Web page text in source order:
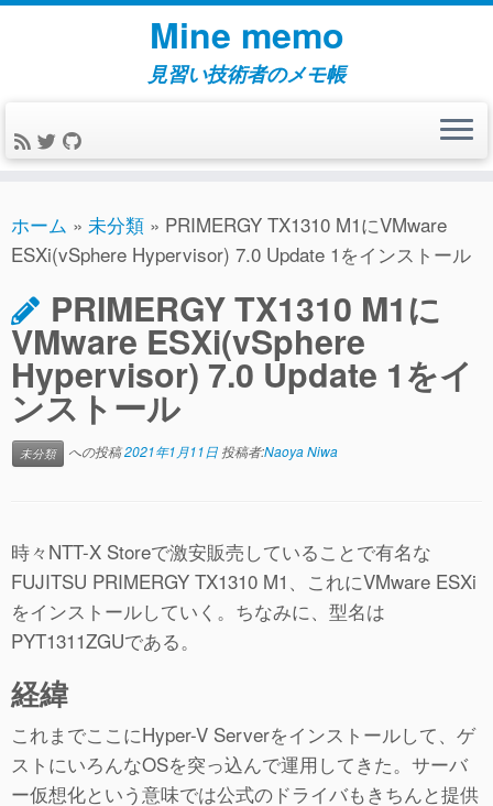
コ
ン
ツ
へ
キ
ッ
Mine memo
見習い技術者のメモ帳
ホーム » 未分類 » PRIMERGY TX1310 M1にVMware
ESXi(vSphere Hypervisor) 7.0 Update 1をインストール
PRIMERGY TX1310 M1に
VMware ESXi(vSphere
Hypervisor) 7.0 Update 1をイ
ンストール
未分類 への投稿2021年1月11日 投稿者:Naoya Niwa
時々NTT-X Storeで激安販売していることで有名な
FUJITSU PRIMERGY TX1310 M1、これにVMware ESXi
をインストールしていく。ちなみに、型名は
PYT1311ZGUである。
経緯
これまでここにHyper-V Serverをインストールして、ゲ
ストにいろんなOSを突っ込んで運用してきた。サーバ
ー仮想化という意味では公式のドライバもきちんと提供